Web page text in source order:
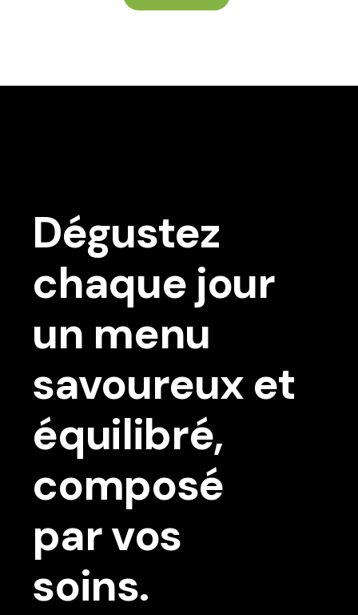
Dégustez
chaque jour
un menu
savoureux et
équilibré,
composé
par vos
soins.